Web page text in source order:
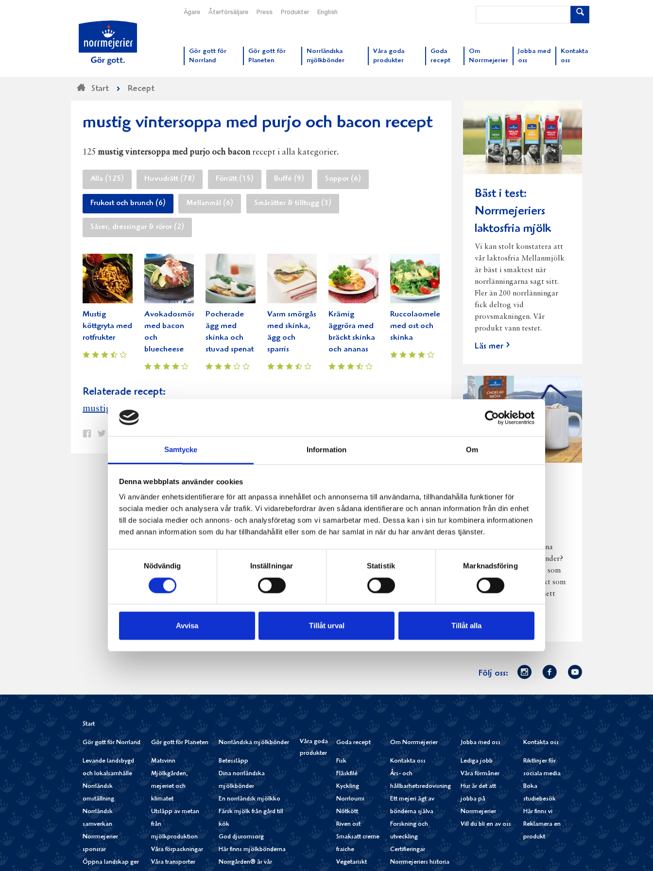
Samtycke Information Om
Denna webbplats använder cookies
Vi använder enhetsidentifierare för att anpassa innehållet och annonserna till användarna, tillhandahålla funktioner för
sociala medier och analysera vår trafik. Vi vidarebefordrar även sådana identifierare och annan information från din enhet
till de sociala medier och annons- och analysföretag som vi samarbetar med. Dessa kan i sin tur kombinera informationen
med annan information som du har tillhandahållit eller som de har samlat in när du har använt deras tjänster.
Nödvändig
Inställningar Statistik Marknadsföring
Avvisa Tillåt urval Tillåt alla
Ägare Återförsäljare Press Produkter English
Gör gott för
Norrland
Gör gott för
Planeten
Norrländska
mjölkbönder
Våra goda
produkter
Goda
recept
Om
Norrmejerier
Jobba med
oss
Kontakta
oss
Start Recept
mustig vintersoppa med purjo och bacon recept
125 mustig vintersoppa med purjo och baconrecept i alla kategorier.
Alla (125) Huvudrätt (78) Förrätt (15) Buffé (9) Soppor (6)
Frukost och brunch (6) Mellanmål (6) Smårätter & tilltugg (3)
Såser, dressingar & röror (2)
Mustig
köttgryta med
rotfrukter
Avokadosmörgås
med bacon
och
bluecheese
Pocherade
ägg med
skinka och
stuvad spenat
Varm smörgås
med skinka,
ägg och
sparris
Krämig
äggröra med
bräckt skinka
och ananas
Ruccolaomelett
med ost och
skinka
Relaterade recept:
mustig vintersoppa
Dela
Facebook
Dela
Twitter
Dela
Pinterest
Dela
e-
Skriv
Bäst i test:
Norrmejeriers
laktosfria mjölk
Vi kan stolt konstatera att
vår laktosfria Mellanmjölk
är bäst i smaktest när
norrlänningarna sagt sitt.
Fler än 200 norrlänningar
fick deltog vid
provsmakningen. Vår
produkt vann testet.
Läs mer
njutning i alla
väder
Har du provat
chokladmjölk från dina
norrländska mjölkbönder?
Den är lika god varm som
kall och passar perfekt som
vardagsnjutning oavsett
väder, året om.
Läs mer
Följ oss:
Norrmejerier
Instagram
Facebook
Youtube
Start
Gör gott för Norrland
Levande landsbygd
och lokalsamhälle
Norrländsk
omställning
Norrländsk
samverkan
Norrmejerier
sponsrar
Öppna landskap ger
Gör gott för Planeten
Matsvinn
Mjölkgården,
mejeriet och
klimatet
Utsläpp av metan
från
mjölkproduktion
Våra förpackningar
Våra transporter
Norrländska mjölkbönder
Betessläpp
Dina norrländska
mjölkbönder
En norrländsk mjölkko
Färsk mjölk från gård till
kök
God djuromsorg
Här finns mjölkbönderna
Norrgården® är vår
Våra goda
produkter
Goda recept
Fisk
Fläskfilé
Kyckling
Norrloumi
Nötkött
Riven ost
Smaksatt creme
fraiche
Vegetariskt
Om Norrmejerier
Kontakta oss
Års- och
hållbarhetsredovisning
Ett mejeri ägt av
bönderna själva
Forskning och
utveckling
Certifieringar
Norrmejeriers historia
Jobba med oss
Lediga jobb
Våra förmåner
Hur är det att
jobba på
Norrmejerier
Vill du bli en av oss
Kontakta oss
Riktlinjer för
sociala media
Boka
studiebesök
Här finns vi
Reklamera en
produkt